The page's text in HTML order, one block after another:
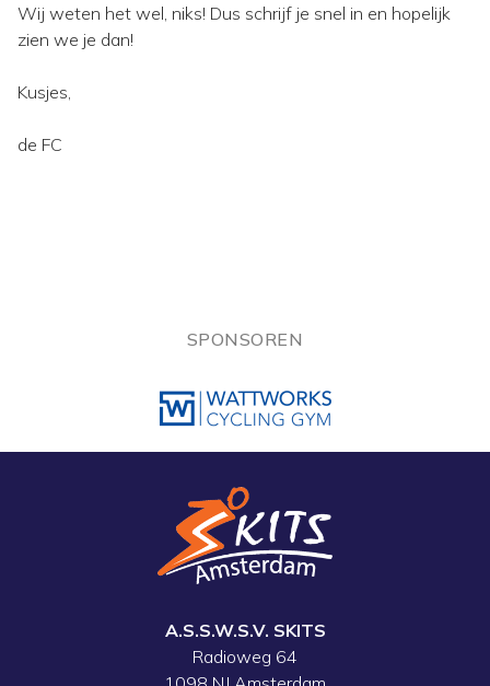
Wij weten het wel, niks! Dus schrijf je snel in en hopelijk
zien we je dan!
Kusjes,
de FC
SPONSOREN
A.S.S.W.S.V. SKITS
Radioweg 64